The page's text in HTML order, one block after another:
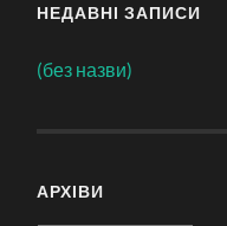
НЕДАВНІ ЗАПИСИ
(без назви)
АРХІВИ